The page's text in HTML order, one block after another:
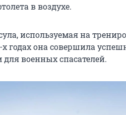
в воздухе.
используемая на
х годах она совершила
военных спасателей.